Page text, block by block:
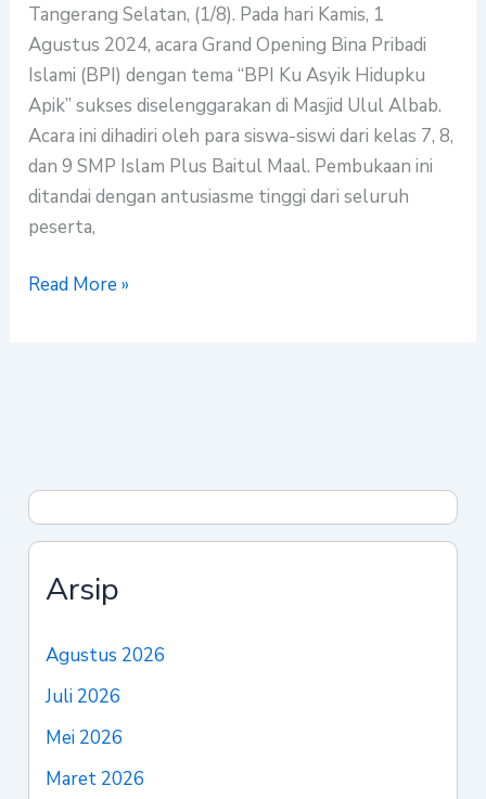
Tangerang Selatan, (1/8). Pada hari Kamis, 1
Agustus 2024, acara Grand Opening Bina Pribadi
Islami (BPI) dengan tema “BPI Ku Asyik Hidupku
Apik” sukses diselenggarakan di Masjid Ulul Albab.
Acara ini dihadiri oleh para siswa-siswi dari kelas 7, 8,
dan 9 SMP Islam Plus Baitul Maal. Pembukaan ini
ditandai dengan antusiasme tinggi dari seluruh
peserta,
Hidupku
Apik
Read More »
Arsip
Agustus 2026
Juli 2026
Mei 2026
Maret 2026